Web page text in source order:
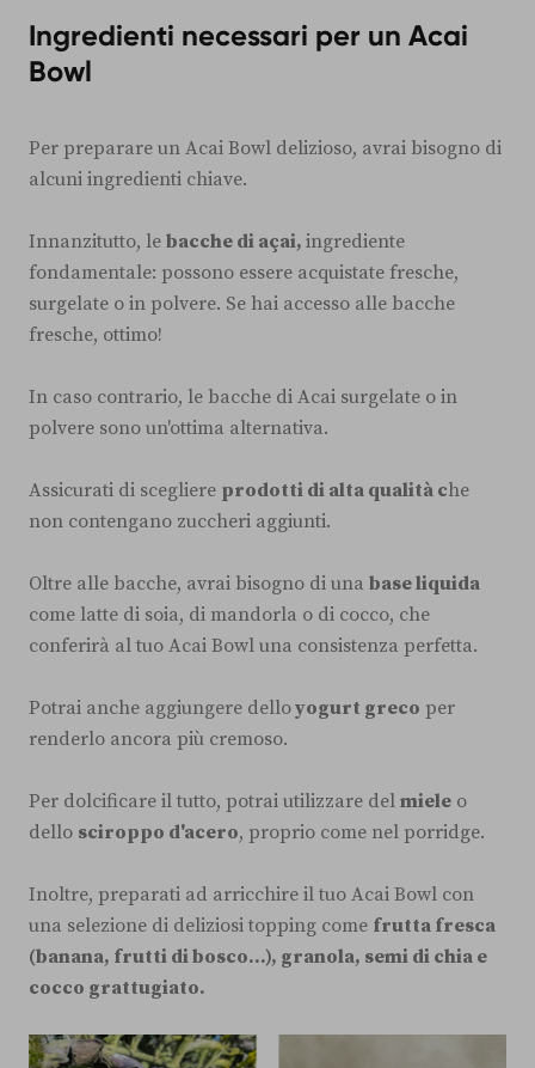
Ingredienti necessari per un Acai
Bowl
Per preparare un Acai Bowl delizioso, avrai bisogno di
alcuni ingredienti chiave.
Innanzitutto, le bacche di açai, ingrediente
fondamentale: possono essere acquistate fresche,
surgelate o in polvere. Se hai accesso alle bacche
fresche, ottimo!
In caso contrario, le bacche di Acai surgelate o in
polvere sono un'ottima alternativa.
Assicurati di scegliere prodotti di alta qualità che
non contengano zuccheri aggiunti.
Oltre alle bacche, avrai bisogno di una base liquida
come latte di soia, di mandorla o di cocco, che
conferirà al tuo Acai Bowl una consistenza perfetta.
Potrai anche aggiungere delloyogurt greco per
renderlo ancora più cremoso.
Per dolcificare il tutto, potrai utilizzare del miele o
dello sciroppo d'acero, proprio come nel porridge.
Inoltre, preparati ad arricchire il tuo Acai Bowl con
una selezione di deliziosi topping come frutta fresca
(banana, frutti di bosco...), granola, semi di chia e
cocco grattugiato.